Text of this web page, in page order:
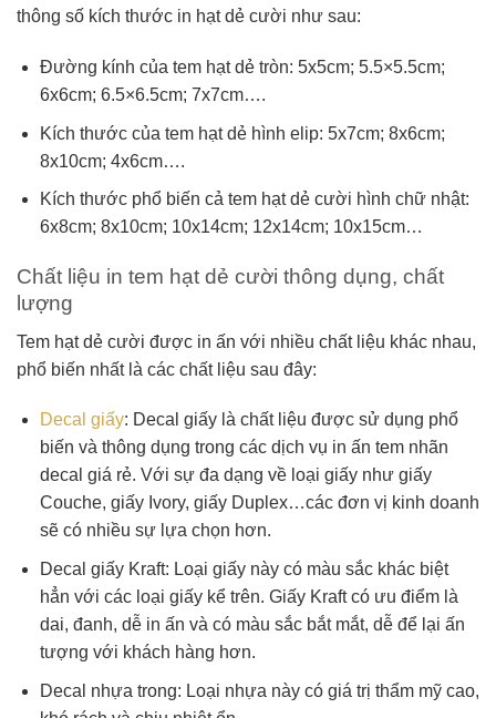
thông số kích thước in hạt dẻ cười như sau:
Đường kính của tem hạt dẻ tròn: 5x5cm; 5.5×5.5cm;
6x6cm; 6.5×6.5cm; 7x7cm….
Kích thước của tem hạt dẻ hình elip: 5x7cm; 8x6cm;
8x10cm; 4x6cm….
Kích thước phổ biến cả tem hạt dẻ cười hình chữ nhật:
6x8cm; 8x10cm; 10x14cm; 12x14cm; 10x15cm…
Chất liệu in tem hạt dẻ cười thông dụng, chất
lượng
Tem hạt dẻ cười được in ấn với nhiều chất liệu khác nhau,
phổ biến nhất là các chất liệu sau đây:
Decal giấy: Decal giấy là chất liệu được sử dụng phổ
biến và thông dụng trong các dịch vụ in ấn tem nhãn
decal giá rẻ. Với sự đa dạng về loại giấy như giấy
Couche, giấy Ivory, giấy Duplex…các đơn vị kinh doanh
sẽ có nhiều sự lựa chọn hơn.
Decal giấy Kraft: Loại giấy này có màu sắc khác biệt
hẳn với các loại giấy kể trên. Giấy Kraft có ưu điểm là
dai, đanh, dễ in ấn và có màu sắc bắt mắt, dễ để lại ấn
tượng với khách hàng hơn.
Decal nhựa trong: Loại nhựa này có giá trị thẩm mỹ cao,